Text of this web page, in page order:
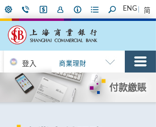
ENG 简
登入 商業理財
付款繳賬